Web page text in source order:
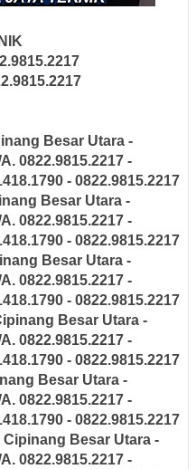
Besar Utara -
0822.9815.2217 -
- 0822.9815.2217
Besar Utara -
0822.9815.2217 -
- 0822.9815.2217
Besar Utara -
0822.9815.2217 -
- 0822.9815.2217
Besar Utara -
0822.9815.2217 -
- 0822.9815.2217
Besar Utara -
0822.9815.2217 -
- 0822.9815.2217
Cipinang Besar Utara -
0822.9815.2217 -